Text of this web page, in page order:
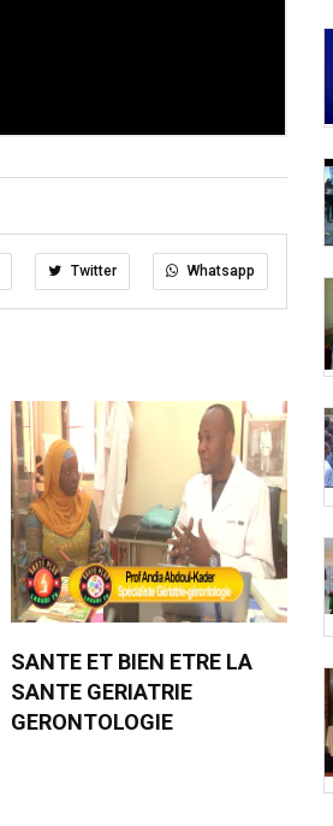
Twitter Whatsapp
SANTE ET BIEN ETRE LA
SANTE GERIATRIE
GERONTOLOGIE